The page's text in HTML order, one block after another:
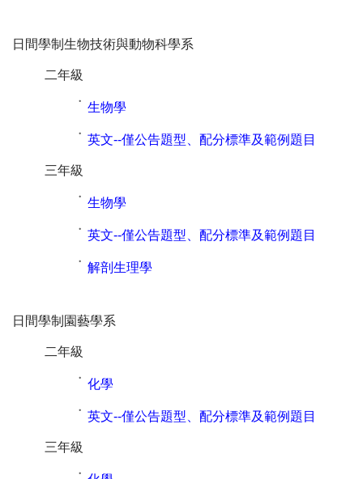
日間學制生物技術與動物科學系
二年級
˙ 生物學
˙ 英文--僅公告題型、配分標準及範例題目
三年級
˙ 生物學
˙ 英文--僅公告題型、配分標準及範例題目
˙ 解剖生理學
日間學制園藝學系
二年級
˙ 化學
˙ 英文--僅公告題型、配分標準及範例題目
三年級